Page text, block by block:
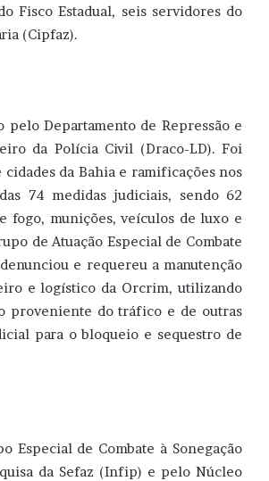
Fisco Estadual, seis servidores do
(Cipfaz).
Departamento de Repressão e
da Polícia Civil (Draco-LD). Foi
da Bahia e ramificações nos
74 medidas judiciais, sendo 62
fogo, munições, veículos de luxo e
de Atuação Especial de Combate
e requereu a manutenção
e logístico da Orcrim, utilizando
proveniente do tráfico e de outras
para o bloqueio e sequestro de
Especial de Combate à Sonegação
da Sefaz (Infip) e pelo Núcleo